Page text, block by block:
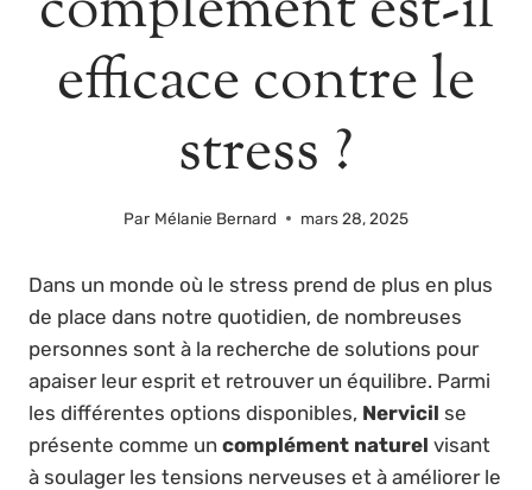
efficace contre le
stress ?
Par Mélanie Bernard mars 28, 2025
Dans un monde où le stress prend de plus en plus
de place dans notre quotidien, de nombreuses
personnes sont à la recherche de solutions pour
apaiser leur esprit et retrouver un équilibre. Parmi
les différentes options disponibles, Nervicil se
présente comme un complément naturel visant
à soulager les tensions nerveuses et à améliorer le